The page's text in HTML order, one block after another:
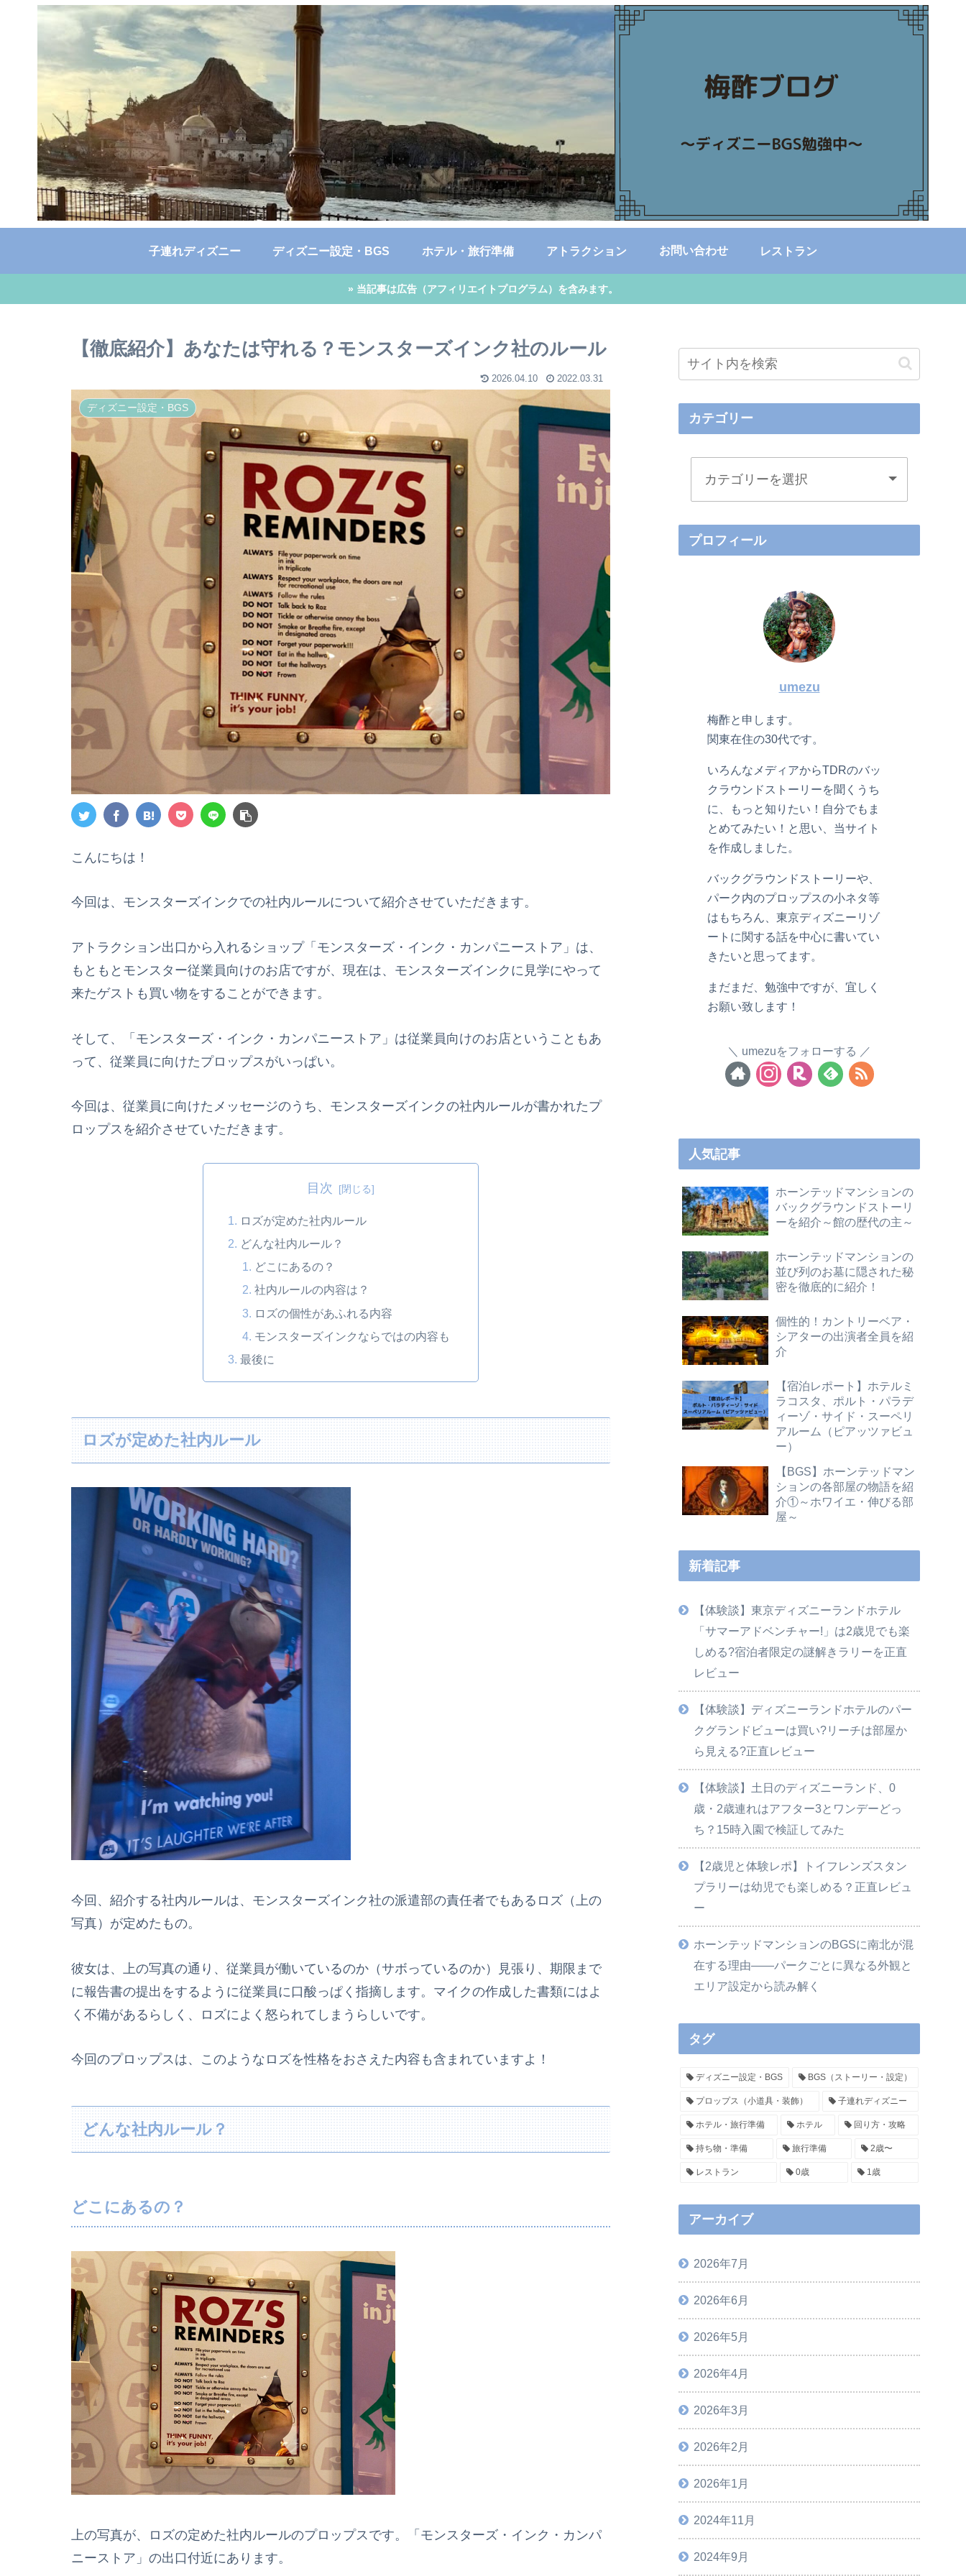
子連れディズニー ディズニー設定・BGS ホテル・旅行準備 アトラクション お問い合わせ レストラン
» 当記事は広告（アフィリエイトプログラム）を含みます。
【徹底紹介】あなたは守れる？モンスターズインク社のルール
2026.04.10 2022.03.31
ディズニー設定・BGS
こんにちは！
今回は、モンスターズインクでの社内ルールについて紹介させていただきます。
アトラクション出口から入れるショップ「モンスターズ・インク・カンパニーストア」は、
もともとモンスター従業員向けのお店ですが、現在は、モンスターズインクに見学にやって
来たゲストも買い物をすることができます。
そして、「モンスターズ・インク・カンパニーストア」は従業員向けのお店ということもあ
って、従業員に向けたプロップスがいっぱい。
今回は、従業員に向けたメッセージのうち、モンスターズインクの社内ルールが書かれたプ
ロップスを紹介させていただきます。
目次
ロズが定めた社内ルール
どんな社内ルール？
どこにあるの？
社内ルールの内容は？
ロズの個性があふれる内容
モンスターズインクならではの内容も
最後に
ロズが定めた社内ルール
今回、紹介する社内ルールは、モンスターズインク社の派遣部の責任者でもあるロズ（上の
写真）が定めたもの。
彼女は、上の写真の通り、従業員が働いているのか（サボっているのか）見張り、期限まで
に報告書の提出をするように従業員に口酸っぱく指摘します。マイクの作成した書類にはよ
く不備があるらしく、ロズによく怒られてしまうらしいです。
今回のプロップスは、このようなロズを性格をおさえた内容も含まれていますよ！
どんな社内ルール？
どこにあるの？
上の写真が、ロズの定めた社内ルールのプロップスです。「モンスターズ・インク・カンパ
ニーストア」の出口付近にあります。
カテゴリー
プロフィール
umezu
梅酢と申します。
関東在住の30代です。
いろんなメディアからTDRのバッ
クラウンドストーリーを聞くうち
に、もっと知りたい！自分でもま
とめてみたい！と思い、当サイト
を作成しました。
バックグラウンドストーリーや、
パーク内のプロップスの小ネタ等
はもちろん、東京ディズニーリゾ
ートに関する話を中心に書いてい
きたいと思ってます。
まだまだ、勉強中ですが、宜しく
お願い致します！
umezuをフォローする
人気記事
ホーンテッドマンションの
バックグラウンドストーリ
ーを紹介～館の歴代の主～
ホーンテッドマンションの
並び列のお墓に隠された秘
密を徹底的に紹介！
個性的！カントリーベア・
シアターの出演者全員を紹
介
【宿泊レポート】ホテルミ
ラコスタ、ポルト・パラデ
ィーゾ・サイド・スーペリ
アルーム（ピアッツァビュ
ー）
【BGS】ホーンテッドマン
ションの各部屋の物語を紹
介①～ホワイエ・伸びる部
屋～
新着記事
【体験談】東京ディズニーランドホテル
「サマーアドベンチャー!」は2歳児でも楽
しめる?宿泊者限定の謎解きラリーを正直
レビュー
【体験談】ディズニーランドホテルのパー
クグランドビューは買い?リーチは部屋か
ら見える?正直レビュー
【体験談】土日のディズニーランド、0
歳・2歳連れはアフター3とワンデーどっ
ち？15時入園で検証してみた
【2歳児と体験レポ】トイフレンズスタン
プラリーは幼児でも楽しめる？正直レビュ
ー
ホーンテッドマンションのBGSに南北が混
在する理由——パークごとに異なる外観と
エリア設定から読み解く
タグ
ディズニー設定・BGS BGS（ストーリー・設定）
プロップス（小道具・装飾） 子連れディズニー
ホテル・旅行準備 ホテル 回り方・攻略
持ち物・準備 旅行準備 2歳〜
レストラン 0歳 1歳
アーカイブ
2026年7月
2026年6月
2026年5月
2026年4月
2026年3月
2026年2月
2026年1月
2024年11月
2024年9月